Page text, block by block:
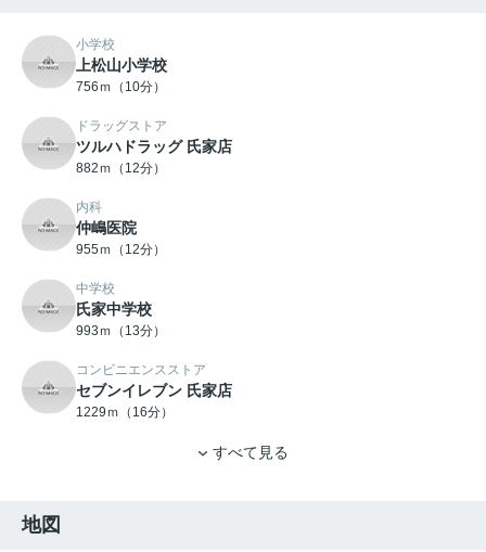
小学校
上松山小学校
756ｍ（10分）
ドラッグストア
ツルハドラッグ 氏家店
882ｍ（12分）
内科
仲嶋医院
955ｍ（12分）
中学校
氏家中学校
993ｍ（13分）
コンビニエンスストア
セブンイレブン 氏家店
1229ｍ（16分）
すべて見る
地図